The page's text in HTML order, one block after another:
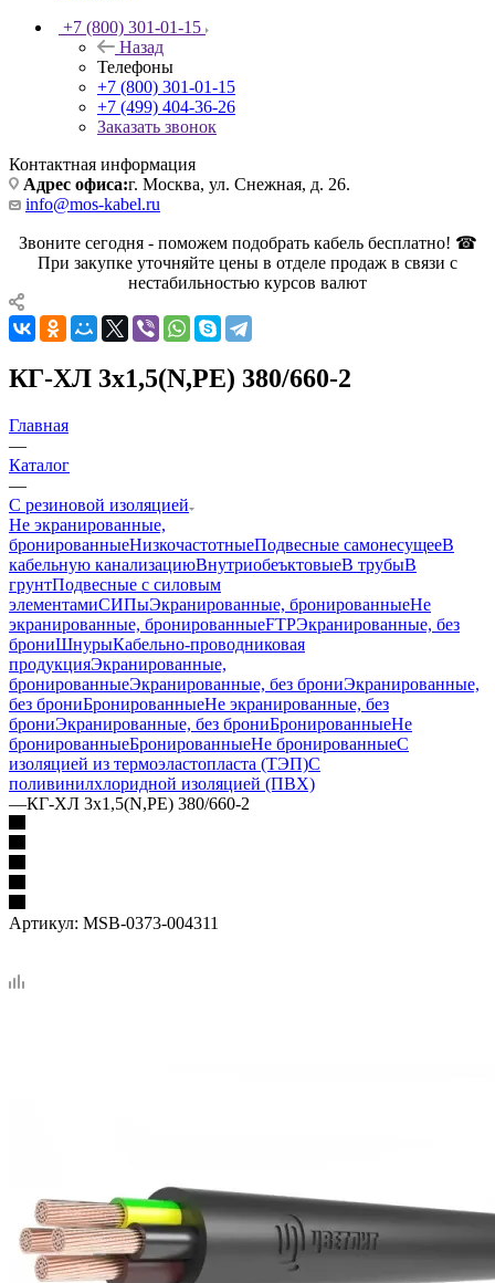
+7 (800) 301-01-15
Назад
Телефоны
+7 (800) 301-01-15
+7 (499) 404-36-26
Заказать звонок
Контактная информация
Адрес офиса:г. Москва, ул. Снежная, д. 26.
info@mos-kabel.ru
Звоните сегодня - поможем подобрать кабель бесплатно! ☎
При закупке уточняйте цены в отделе продаж в связи с
нестабильностью курсов валют
КГ-ХЛ 3х1,5(N,РЕ) 380/660-2
Главная
—
Каталог
—
С резиновой изоляцией
Не экранированные,
бронированныеНизкочастотныеПодвесные самонесущееВ
кабельную канализациюВнутриобеъктовыеВ трубыВ
грунтПодвесные с силовым
элементамиСИПыЭкранированные, бронированныеНе
экранированные, бронированныеFTPЭкранированные, без
брониШнурыКабельно-проводниковая
продукцияЭкранированные,
бронированныеЭкранированные, без брониЭкранированные,
без брониБронированныеНе экранированные, без
брониЭкранированные, без брониБронированныеНе
бронированныеБронированныеНе бронированныеС
изоляцией из термоэластопласта (ТЭП)С
поливинилхлоридной изоляцией (ПВХ)
—КГ-ХЛ 3х1,5(N,РЕ) 380/660-2
Артикул: MSB-0373-004311